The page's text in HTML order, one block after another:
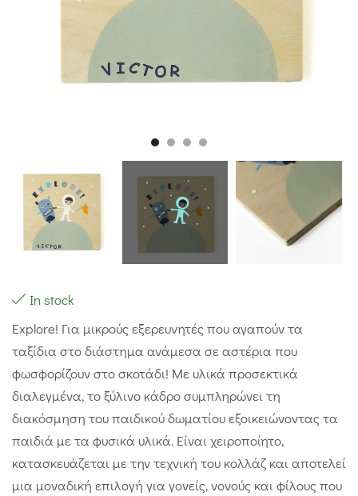
In stock
Explore! Για μικρούς εξερευνητές που αγαπούν τα
ταξίδια στο διάστημα ανάμεσα σε αστέρια που
φωσφορίζουν στο σκοτάδι! Με υλικά προσεκτικά
διαλεγμένα, το ξύλινο κάδρο συμπληρώνει τη
διακόσμηση του παιδικού δωματίου εξοικειώνοντας τα
παιδιά με τα φυσικά υλικά. Είναι χειροποίητο,
κατασκευάζεται με την τεχνική του κολλάζ και αποτελεί
μια μοναδική επιλογή για γονείς, νονούς και φίλους που